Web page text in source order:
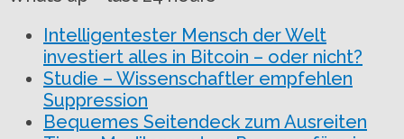
Intelligentester Mensch der Welt
investiert alles in Bitcoin – oder nicht?
Studie – Wissenschaftler empfehlen
Suppression
Bequemes Seitendeck zum Ausreiten